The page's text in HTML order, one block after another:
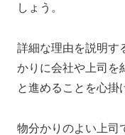
しょう。
詳細な理由を説明す
かりに会社や上司を
と進めることを心掛
物分かりのよい上司